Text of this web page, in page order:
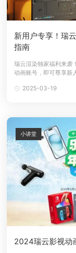
新用户专享！瑞
指南
瑞云渲染独家福利来袭
动画账号，即可尊享新
松领取！本文整理如何
2025-03-19
2024瑞云影视动
小讲堂